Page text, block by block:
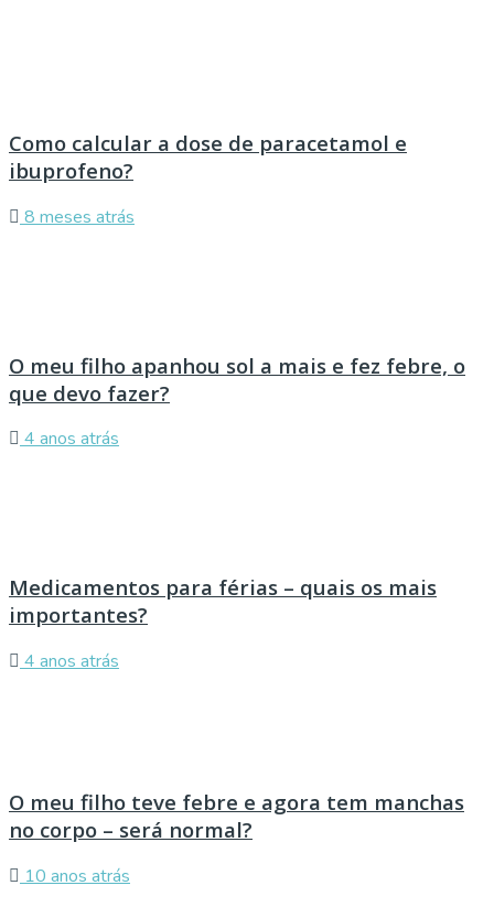
Como calcular a dose de paracetamol e
ibuprofeno?
8 meses atrás
O meu filho apanhou sol a mais e fez febre, o
que devo fazer?
4 anos atrás
Medicamentos para férias – quais os mais
importantes?
4 anos atrás
O meu filho teve febre e agora tem manchas
no corpo – será normal?
10 anos atrás